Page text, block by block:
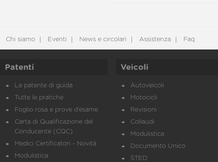
Chi siamo Eventi News e circolari Assistenza Faq
Patenti
La patente di guida
Tutte le pratiche
Foglio rosa e prove d’esame
Carta di Qualificazione del
Conducente (CQC)
Medici Certificatori - Novità
Modulistica
Veicoli
Autoveicoli
Motocicli
Revisioni
Collaudi
Modulistica
Documento Unico
STED